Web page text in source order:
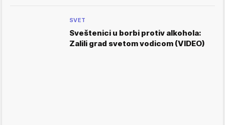
SVET
Sveštenici u borbi protiv alkohola:
Zalili grad svetom vodicom (VIDEO)